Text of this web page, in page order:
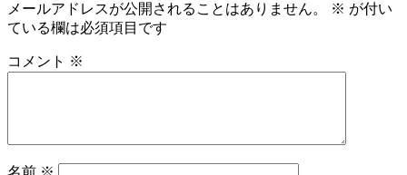
メールアドレスが公開されることはありません。 ※ が付い
ている欄は必須項目です
コメント ※